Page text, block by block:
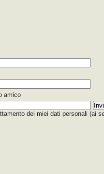
amico
dei miei dati personali (ai